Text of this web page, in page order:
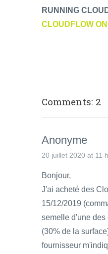
RUNNING
CLOUDFLOW
Comments: 2
Anonyme
20 juillet 2020 at 11
Bonjour,
J'ai acheté des
15/12/2019
semelle d'une
(30% de la
fournisseur